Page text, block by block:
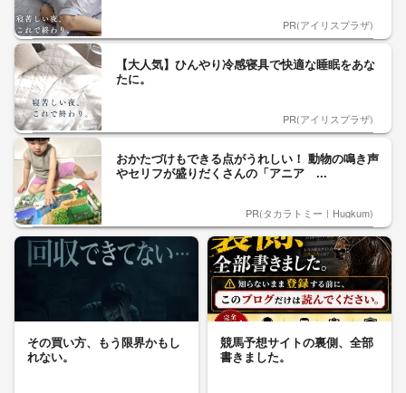
PR(アイリスプラザ)
【大人気】ひんやり冷感寝具で快適な睡眠をあな
たに。
PR(アイリスプラザ)
おかたづけもできる点がうれしい！ 動物の鳴き声
やセリフが盛りだくさんの「アニア ...
PR(タカラトミー｜Hugkum)
その買い方、もう限界かもし
れない。
競馬予想サイトの裏側、全部
書きました。